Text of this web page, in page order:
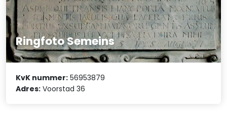
Ringfoto Semeins
KvK nummer: 56953879
Adres: Voorstad 36